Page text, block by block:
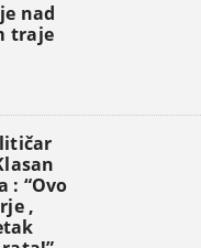
nad
traje
: “Ovo
,